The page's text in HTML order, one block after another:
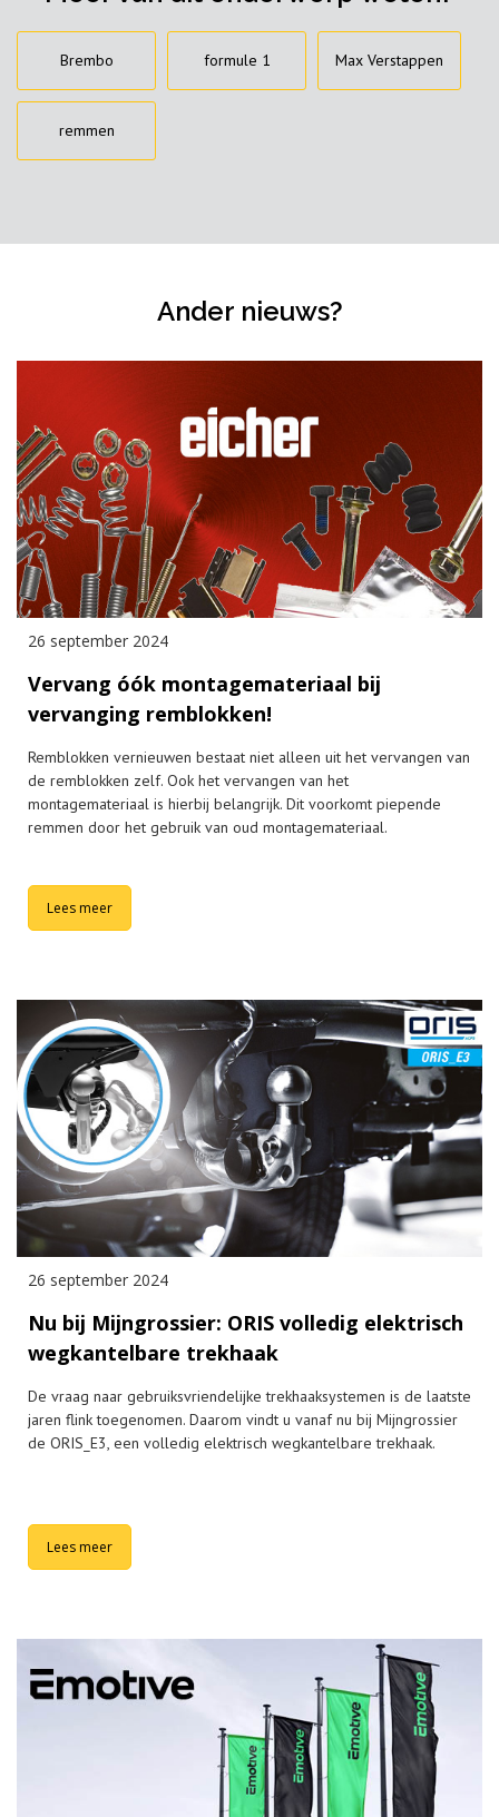
Brembo formule 1 Max Verstappen
remmen
Ander nieuws?
26 september 2024
Vervang óók montagemateriaal bij
vervanging remblokken!
Remblokken vernieuwen bestaat niet alleen uit het vervangen van
de remblokken zelf. Ook het vervangen van het
montagemateriaal is hierbij belangrijk. Dit voorkomt piepende
remmen door het gebruik van oud montagemateriaal.
Lees meer
26 september 2024
Nu bij Mijngrossier: ORIS volledig elektrisch
wegkantelbare trekhaak
De vraag naar gebruiksvriendelijke trekhaaksystemen is de laatste
jaren flink toegenomen. Daarom vindt u vanaf nu bij Mijngrossier
de ORIS_E3, een volledig elektrisch wegkantelbare trekhaak.
Lees meer